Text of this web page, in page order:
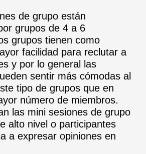
de grupo están
grupos de 4 a 6
grupos tienen como
facilidad para reclutar a
y por lo general las
sentir más cómodas al
tipo de grupos que en
número de miembros.
las mini sesiones de grupo
alto nivel o participantes
a expresar opiniones en